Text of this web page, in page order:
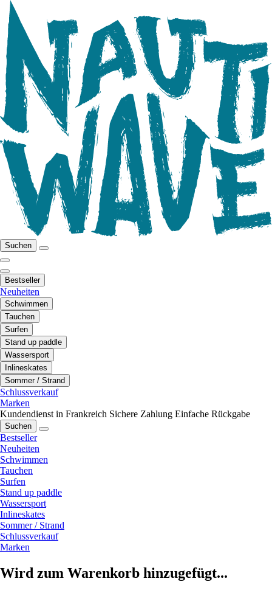
Suchen
Bestseller
Neuheiten
Schwimmen
Tauchen
Surfen
Stand up paddle
Wassersport
Inlineskates
Sommer / Strand
Schlussverkauf
Marken
Kundendienst in Frankreich Sichere Zahlung Einfache Rückgabe
Suchen
Bestseller
Neuheiten
Schwimmen
Tauchen
Surfen
Stand up paddle
Wassersport
Inlineskates
Sommer / Strand
Schlussverkauf
Marken
Wird zum Warenkorb hinzugefügt...